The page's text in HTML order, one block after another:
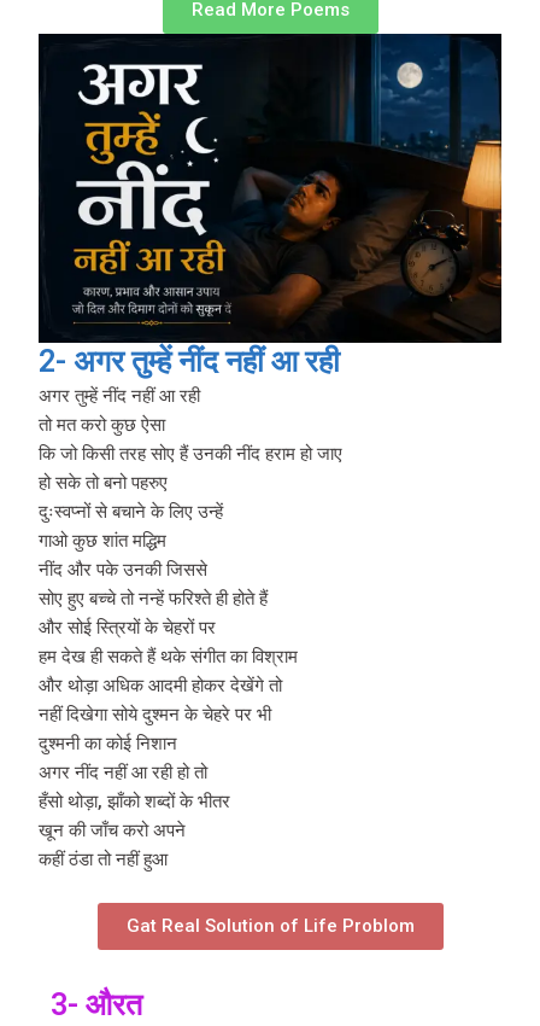
Read More Poems
2- अगर तुम्हें नींद नहीं आ रही
अगर तुम्हें नींद नहीं आ रही
तो मत करो कुछ ऐसा
कि जो किसी तरह सोए हैं उनकी नींद हराम हो जाए
हो सके तो बनो पहरुए
दुःस्वप्नों से बचाने के लिए उन्हें
गाओ कुछ शांत मद्धिम
नींद और पके उनकी जिससे
सोए हुए बच्चे तो नन्हें फरिश्ते ही होते हैं
और सोई स्त्रियों के चेहरों पर
हम देख ही सकते हैं थके संगीत का विश्राम
और थोड़ा अधिक आदमी होकर देखेंगे तो
नहीं दिखेगा सोये दुश्मन के चेहरे पर भी
दुश्मनी का कोई निशान
अगर नींद नहीं आ रही हो तो
हँसो थोड़ा, झाँको शब्दों के भीतर
खून की जाँच करो अपने
कहीं ठंडा तो नहीं हुआ
Gat Real Solution of Life Problom
3- औरत